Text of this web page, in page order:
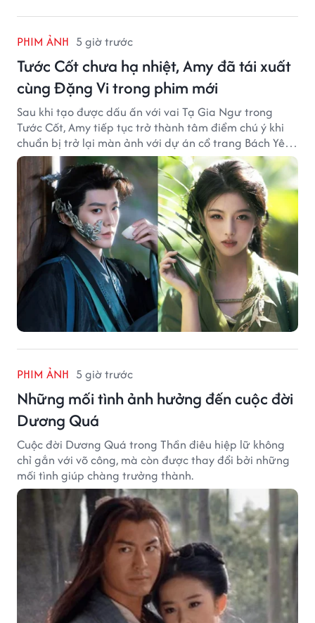
PHIM ẢNH 5 giờ trước
Tước Cốt chưa hạ nhiệt, Amy đã tái xuất
cùng Đặng Vi trong phim mới
Sau khi tạo được dấu ấn với vai Tạ Gia Ngư trong
Tước Cốt, Amy tiếp tục trở thành tâm điểm chú ý khi
chuẩn bị trở lại màn ảnh với dự án cổ trang Bách Yêu
Phổ.
PHIM ẢNH 5 giờ trước
Những mối tình ảnh hưởng đến cuộc đời
Dương Quá
Cuộc đời Dương Quá trong Thần điêu hiệp lữ không
chỉ gắn với võ công, mà còn được thay đổi bởi những
mối tình giúp chàng trưởng thành.